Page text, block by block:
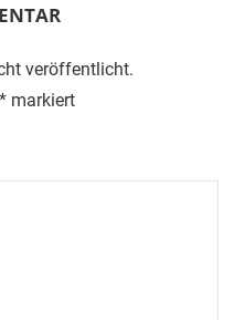
veröffentlicht.
* markiert